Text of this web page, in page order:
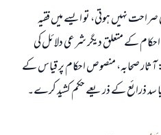
نہیں ہوتی، تو ایسے میں فقیہ
کے متعلق دیگر شرعی دلائل کی
صحابہ، منصوص احکام پر قیاس کے
سد ذرائع کے ذریعے حکم کشید کرے۔